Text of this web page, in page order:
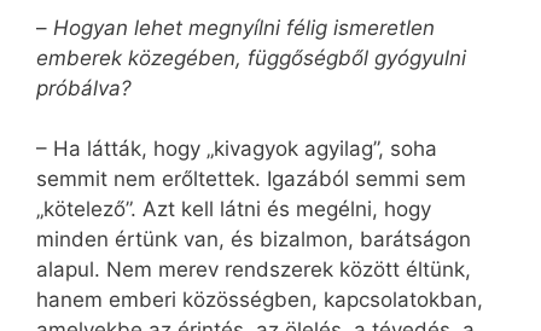
– Hogyan lehet megnyílni félig ismeretlen
emberek közegében, függőségből gyógyulni
próbálva?
– Ha látták, hogy „kivagyok agyilag”, soha
semmit nem erőltettek. Igazából semmi sem
„kötelező”. Azt kell látni és megélni, hogy
minden értünk van, és bizalmon, barátságon
alapul. Nem merev rendszerek között éltünk,
hanem emberi közösségben, kapcsolatokban,